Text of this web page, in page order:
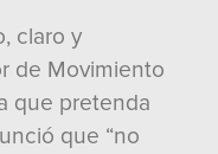
claro y
de Movimiento
que pretenda
que “no